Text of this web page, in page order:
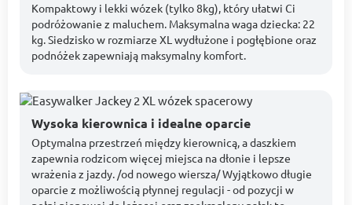
Kompaktowy i lekki wózek (tylko 8kg), który ułatwi Ci
podróżowanie z maluchem. Maksymalna waga dziecka: 22
kg. Siedzisko w rozmiarze XL wydłużone i pogłębione oraz
podnóżek zapewniają maksymalny komfort.
Wysoka kierownica i idealne oparcie
Optymalna przestrzeń między kierownicą, a daszkiem
zapewnia rodzicom więcej miejsca na dłonie i lepsze
wrażenia z jazdy. /od nowego wiersza/ Wyjątkowo długie
oparcie z możliwością płynnej regulacji - od pozycji w